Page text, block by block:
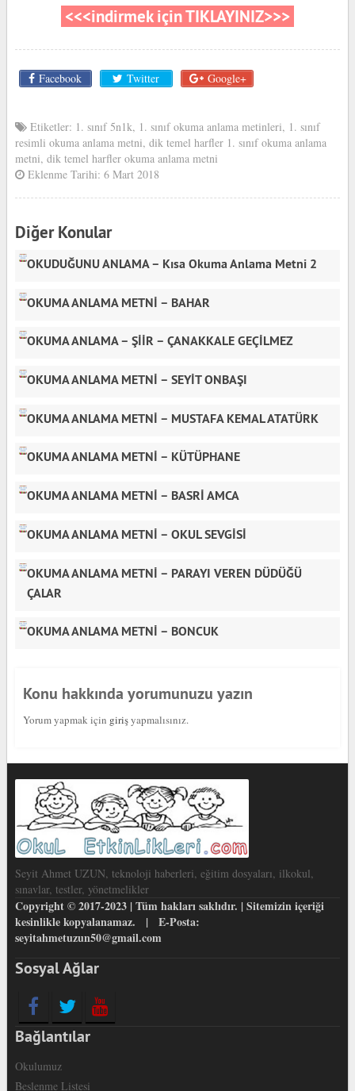
<<<indirmek için TIKLAYINIZ>>>
Facebook Twitter Google+
Etiketler: 1. sınıf 5n1k, 1. sınıf okuma anlama metinleri, 1. sınıf
resimli okuma anlama metni, dik temel harfler 1. sınıf okuma anlama
metni, dik temel harfler okuma anlama metni
Eklenme Tarihi: 6 Mart 2018
Diğer Konular
OKUDUĞUNU ANLAMA – Kısa Okuma Anlama Metni 2
OKUMA ANLAMA METNİ – BAHAR
OKUMA ANLAMA – ŞİİR – ÇANAKKALE GEÇİLMEZ
OKUMA ANLAMA METNİ – SEYİT ONBAŞI
OKUMA ANLAMA METNİ – MUSTAFA KEMAL ATATÜRK
OKUMA ANLAMA METNİ – KÜTÜPHANE
OKUMA ANLAMA METNİ – BASRİ AMCA
OKUMA ANLAMA METNİ – OKUL SEVGİSİ
OKUMA ANLAMA METNİ – PARAYI VEREN DÜDÜĞÜ
ÇALAR
OKUMA ANLAMA METNİ – BONCUK
Konu hakkında yorumunuzu yazın
Yorum yapmak için girişyapmalısınız.
Seyit Ahmet UZUN, teknoloji haberleri, eğitim dosyaları, ilkokul,
sınavlar, testler, yönetmelikler
Copyright © 2017-2023 | Tüm hakları saklıdır. | Sitemizin içeriği
kesinlikle kopyalanamaz. | E-Posta:
seyitahmetuzun50@gmail.com
Sosyal Ağlar
Bağlantılar
Okulumuz
Beslenme Listesi